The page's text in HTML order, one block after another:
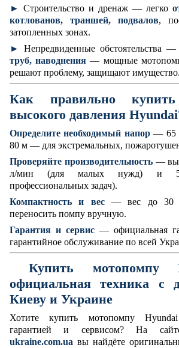
► Строительство и дренаж — легко
котлованов, траншей, подвалов,
затопленных зонах.
► Непредвиденные обстоятельства —
труб, наводнения — мощные
решают проблему, защищают имущество.
Как правильно
высокого давления
Определите необходимый напор— 65
80 м — для экстремальных,
Проверяйте производительность—
л/мин (для малых нужд) и
профессиональных задач).
Компактность и вес— вес до 30
переносить помпу вручную.
Гарантия и сервис — официальная
гарантийное обслуживание по всей
Купить
официальная техника с
Киеву и Украине
Хотите купить мотопомпу
гарантией и сервисом? На
ukraine.com.ua вы найдёте